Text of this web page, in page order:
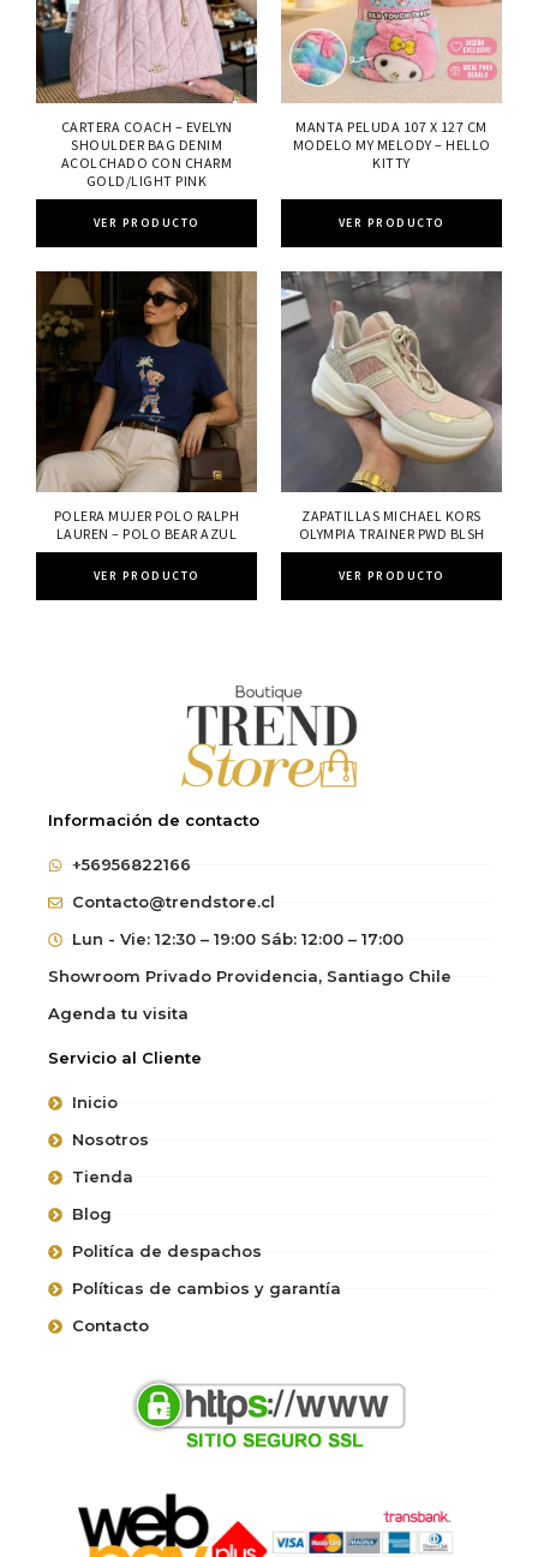
CARTERA COACH – EVELYN
SHOULDER BAG DENIM
ACOLCHADO CON CHARM
GOLD/LIGHT PINK
VER PRODUCTO
MANTA PELUDA 107 X 127 CM
MODELO MY MELODY – HELLO
KITTY
VER PRODUCTO
POLERA MUJER POLO RALPH
LAUREN – POLO BEAR AZUL
VER PRODUCTO
ZAPATILLAS MICHAEL KORS
OLYMPIA TRAINER PWD BLSH
VER PRODUCTO
Información de contacto
+56956822166
Contacto@trendstore.cl
Lun - Vie: 12:30 – 19:00 Sáb: 12:00 – 17:00
Showroom Privado Providencia, Santiago Chile
Agenda tu visita
Servicio al Cliente
Inicio
Nosotros
Tienda
Blog
Politíca de despachos
Políticas de cambios y garantía
Contacto